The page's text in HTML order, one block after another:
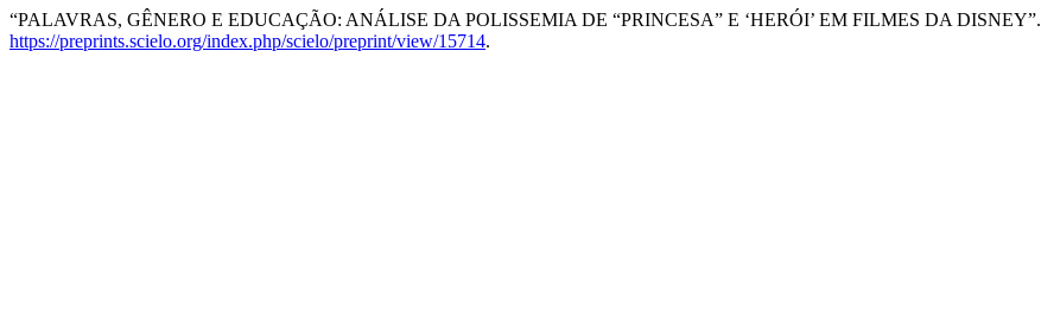
“PALAVRAS, GÊNERO E EDUCAÇÃO: ANÁLISE DA POLISSEMIA DE “PRINCESA” E ‘HERÓI’ EM FILMES DA DISNEY”.
https://preprints.scielo.org/index.php/scielo/preprint/view/15714.